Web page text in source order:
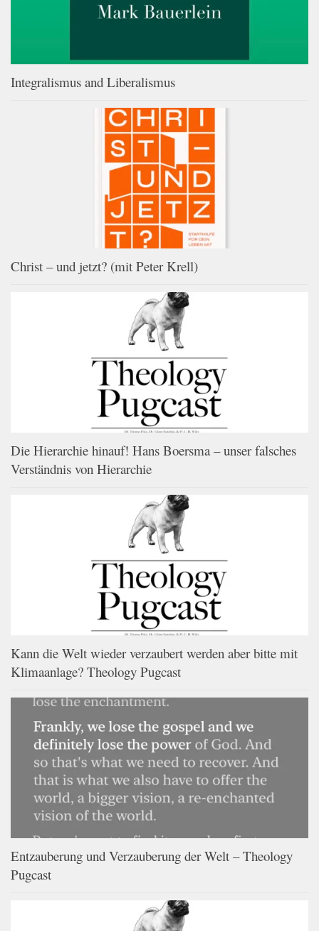
Integralismus and Liberalismus
Christ – und jetzt? (mit Peter Krell)
Die Hierarchie hinauf! Hans Boersma – unser falsches
Verständnis von Hierarchie
Kann die Welt wieder verzaubert werden aber bitte mit
Klimaanlage? Theology Pugcast
Entzauberung und Verzauberung der Welt – Theology
Pugcast